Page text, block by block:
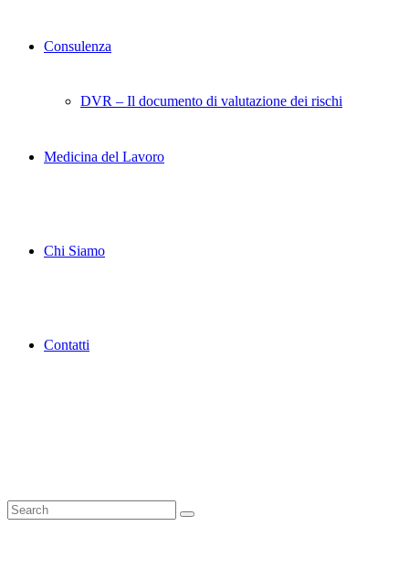
Consulenza
DVR – Il documento di valutazione dei rischi
Medicina del Lavoro
Chi Siamo
Contatti